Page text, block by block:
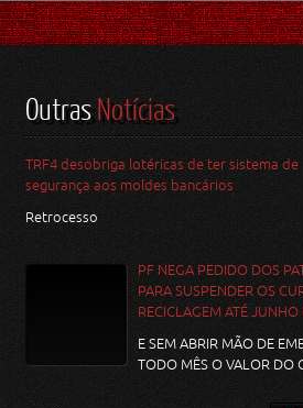
OutrasNotícias
TRF4 desobriga lotéricas de ter sistema de
segurança aos moldes bancários
Retrocesso
PF NEGA PEDIDO DOS
PARA SUSPENDER OS
RECICLAGEM ATÉ JUNHO
E SEM ABRIR MÃO DE
TODO MÊS O VALOR DO